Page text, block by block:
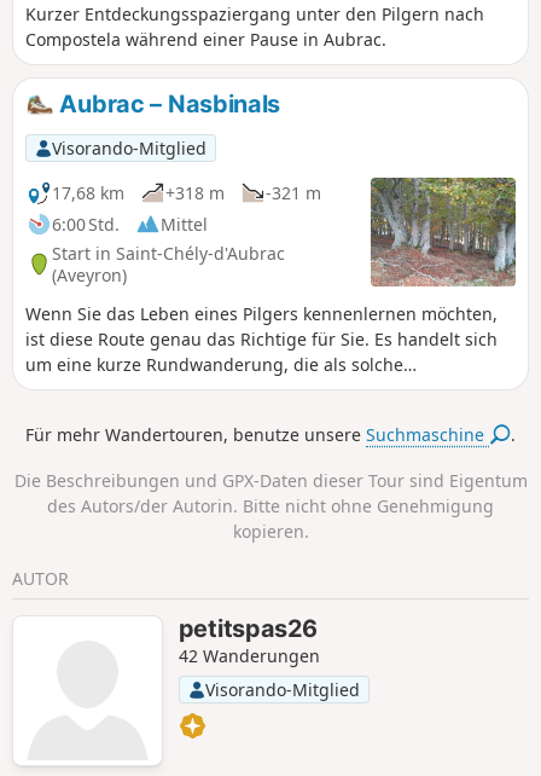
Kurzer Entdeckungsspaziergang unter den Pilgern nach
Compostela während einer Pause in Aubrac.
Aubrac – Nasbinals
Visorando-Mitglied
17,68 km
+318 m
-321 m
6:00 Std.
Mittel
Start in Saint-Chély-d'Aubrac
(Aveyron)
Wenn Sie das Leben eines Pilgers kennenlernen möchten,
ist diese Route genau das Richtige für Sie. Es handelt sich
um eine kurze Rundwanderung, die als solche
durchgeführt werden kann. In Kombination mit der Tour
ergibt sich eine zweitägige Wanderung mit Übernachtung
Für mehr Wandertouren, benutze unsereSuchmaschine .
Die Beschreibungen und GPX-Daten dieser Tour sind Eigentum
des Autors/der Autorin. Bitte nicht ohne Genehmigung
kopieren.
AUTOR
petitspas26
42 Wanderungen
Visorando-Mitglied